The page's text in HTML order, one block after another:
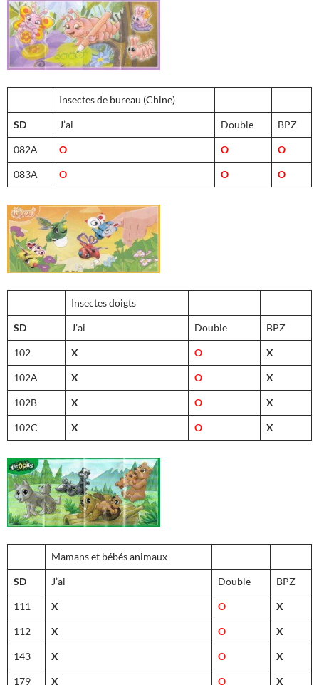
Insectes de bureau (Chine)
SD J’ai Double BPZ
082A O O O
083A O O O
Insectes doigts
SD J’ai Double BPZ
102 X O X
102A X O X
102B X O X
102C X O X
Mamans et bébés animaux
SD J’ai Double BPZ
111 X O X
112 X O X
143 X O X
179 X O X